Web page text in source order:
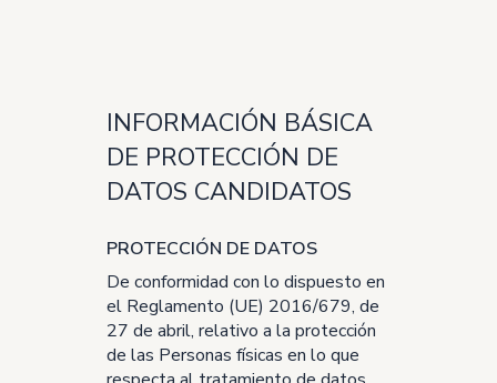
INFORMACIÓN BÁSICA
DE PROTECCIÓN DE
DATOS CANDIDATOS
PROTECCIÓN DE DATOS
De conformidad con lo dispuesto en
el Reglamento (UE) 2016/679, de
27 de abril, relativo a la protección
de las Personas físicas en lo que